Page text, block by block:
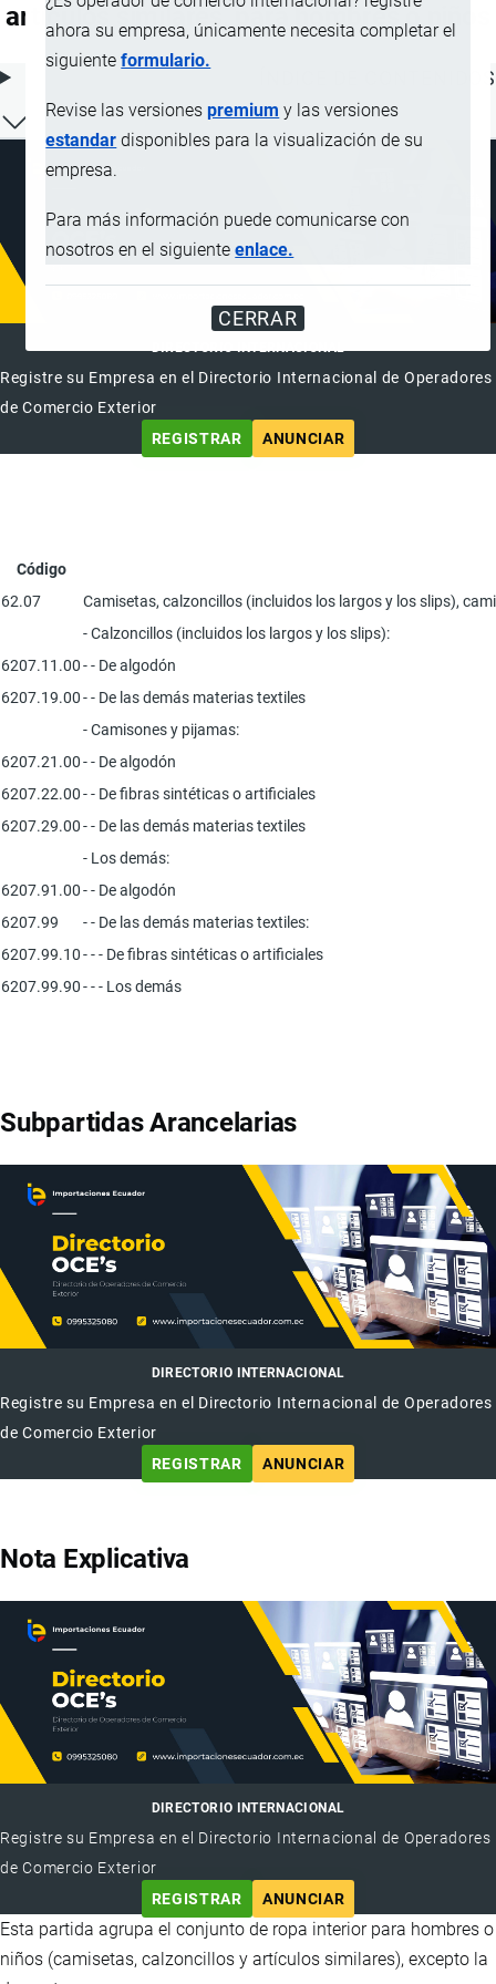
ahora su empresa, únicamente necesita completar el
siguienteformulario.
Revise las versionespremium y las versiones
estandar disponibles para la visualización de su
empresa.
Para más información puede comunicarse con
nosotros en el siguienteenlace.
CERRAR
artículos similares, para hombres o niños
ÍNDICE DE CONTENIDOS
DIRECTORIO INTERNACIONAL
Registre su Empresa en el Directorio Internacional de Operadores
de Comercio Exterior
REGISTRAR
ANUNCIAR
Código
62.07
Camisetas, calzoncillos (incluidos los largos y los slips),
- Calzoncillos (incluidos los largos y los slips):
6207.11.00- - De algodón
6207.19.00- - De las demás materias textiles
- Camisones y pijamas:
6207.21.00- - De algodón
6207.22.00- - De fibras sintéticas o artificiales
6207.29.00- - De las demás materias textiles
- Los demás:
6207.91.00- - De algodón
6207.99
- - De las demás materias textiles:
6207.99.10- - - De fibras sintéticas o artificiales
6207.99.90- - - Los demás
Subpartidas Arancelarias
DIRECTORIO INTERNACIONAL
Registre su Empresa en el Directorio Internacional de Operadores
de Comercio Exterior
REGISTRAR
ANUNCIAR
Nota Explicativa
DIRECTORIO INTERNACIONAL
Registre su Empresa en el Directorio Internacional de Operadores
de Comercio Exterior
REGISTRAR
ANUNCIAR
Esta partida agrupa el conjunto de ropa interior para hombres o
niños (camisetas, calzoncillos y artículos similares), excepto la